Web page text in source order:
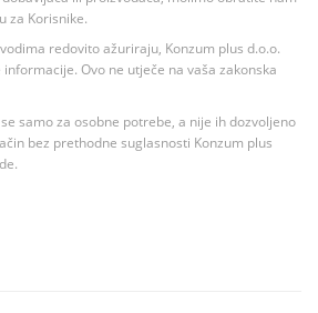
za Korisnike.
redovito ažuriraju, Konzum plus d.o.o.
Ovo ne utječe na vaša zakonska
samo za osobne potrebe, a nije ih dozvoljeno
bez prethodne suglasnosti Konzum plus